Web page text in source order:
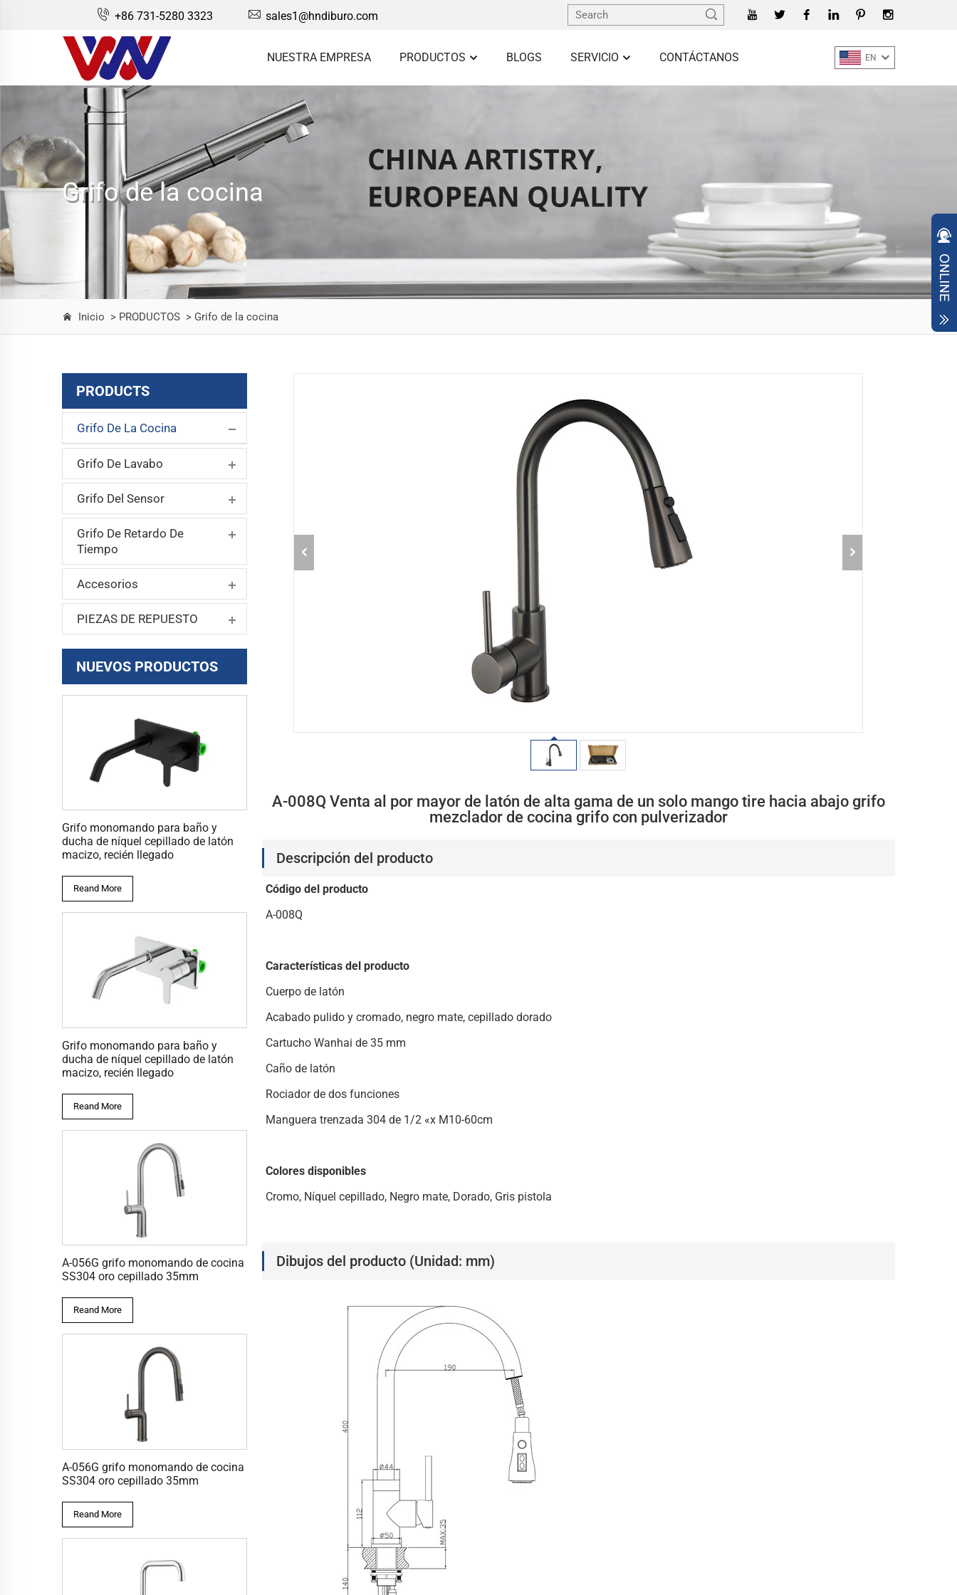
+86 731-5280 3323 sales1@hndiburo.com
NUESTRA EMPRESA PRODUCTOS BLOGS SERVICIO CONTÁCTANOS EN
Grifo de la cocina
Inicio > PRODUCTOS > Grifo de la cocina
PRODUCTS
Grifo De La Cocina
Grifo De Lavabo
Grifo Del Sensor
Grifo De Retardo De
Tiempo
Accesorios
PIEZAS DE REPUESTO
NUEVOS PRODUCTOS
Grifo monomando para baño y
ducha de níquel cepillado de latón
macizo, recién llegado
Reand More
Grifo monomando para baño y
ducha de níquel cepillado de latón
macizo, recién llegado
Reand More
A-056G grifo monomando de cocina
SS304 oro cepillado 35mm
Reand More
A-056G grifo monomando de cocina
SS304 oro cepillado 35mm
Reand More
A-008Q Venta al por mayor de latón de alta gama de un solo mango tire hacia abajo grifo
mezclador de cocina grifo con pulverizador
Descripción del producto
Código del producto
A-008Q
Características del producto
Cuerpo de latón
Acabado pulido y cromado, negro mate, cepillado dorado
Cartucho Wanhai de 35 mm
Caño de latón
Rociador de dos funciones
Manguera trenzada 304 de 1/2 «x M10-60cm
Colores disponibles
Cromo, Níquel cepillado, Negro mate, Dorado, Gris pistola
Dibujos del producto (Unidad: mm)